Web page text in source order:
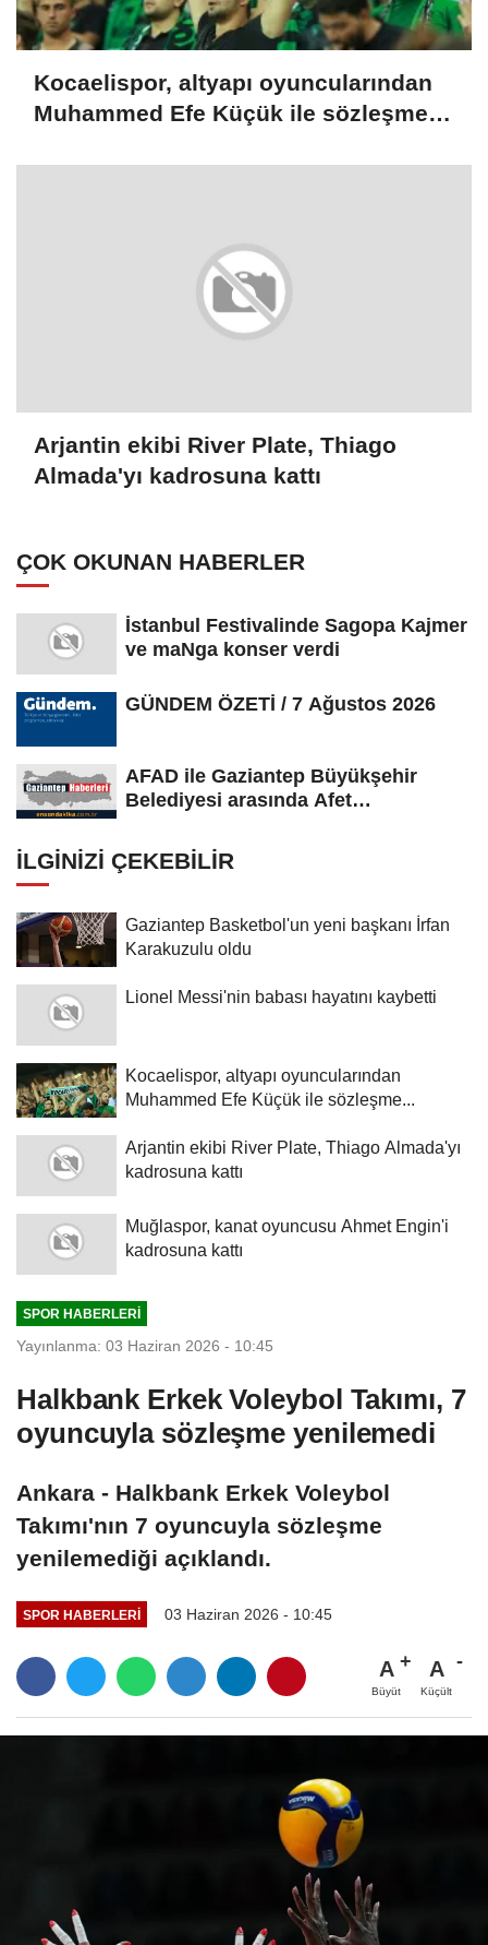
Kocaelispor, altyapı oyuncularından
Muhammed Efe Küçük ile sözleşme
Arjantin ekibi River Plate, Thiago
Almada'yı kadrosuna kattı
ÇOK OKUNAN HABERLER
İstanbul Festivalinde Sagopa Kajmer
ve maNga konser verdi
GÜNDEM ÖZETİ / 7 Ağustos 2026
AFAD ile Gaziantep Büyükşehir
Belediyesi arasında Afet
İLGINIZI ÇEKEBILIR
Gaziantep Basketbol'un yeni başkanı İrfan
Karakuzulu oldu
Lionel Messi'nin babası hayatını kaybetti
Kocaelispor, altyapı oyuncularından
Muhammed Efe Küçük ile sözleşme...
Arjantin ekibi River Plate, Thiago Almada'yı
kadrosuna kattı
Muğlaspor, kanat oyuncusu Ahmet Engin'i
kadrosuna kattı
SPOR HABERLERI
Yayınlanma: 03 Haziran 2026 - 10:45
Halkbank Erkek Voleybol Takımı, 7
oyuncuyla sözleşme yenilemedi
Ankara - Halkbank Erkek Voleybol
Takımı'nın 7 oyuncuyla sözleşme
yenilemediği açıklandı.
SPOR HABERLERI 03 Haziran 2026 - 10:45
A
Büyüt
A
Küçült